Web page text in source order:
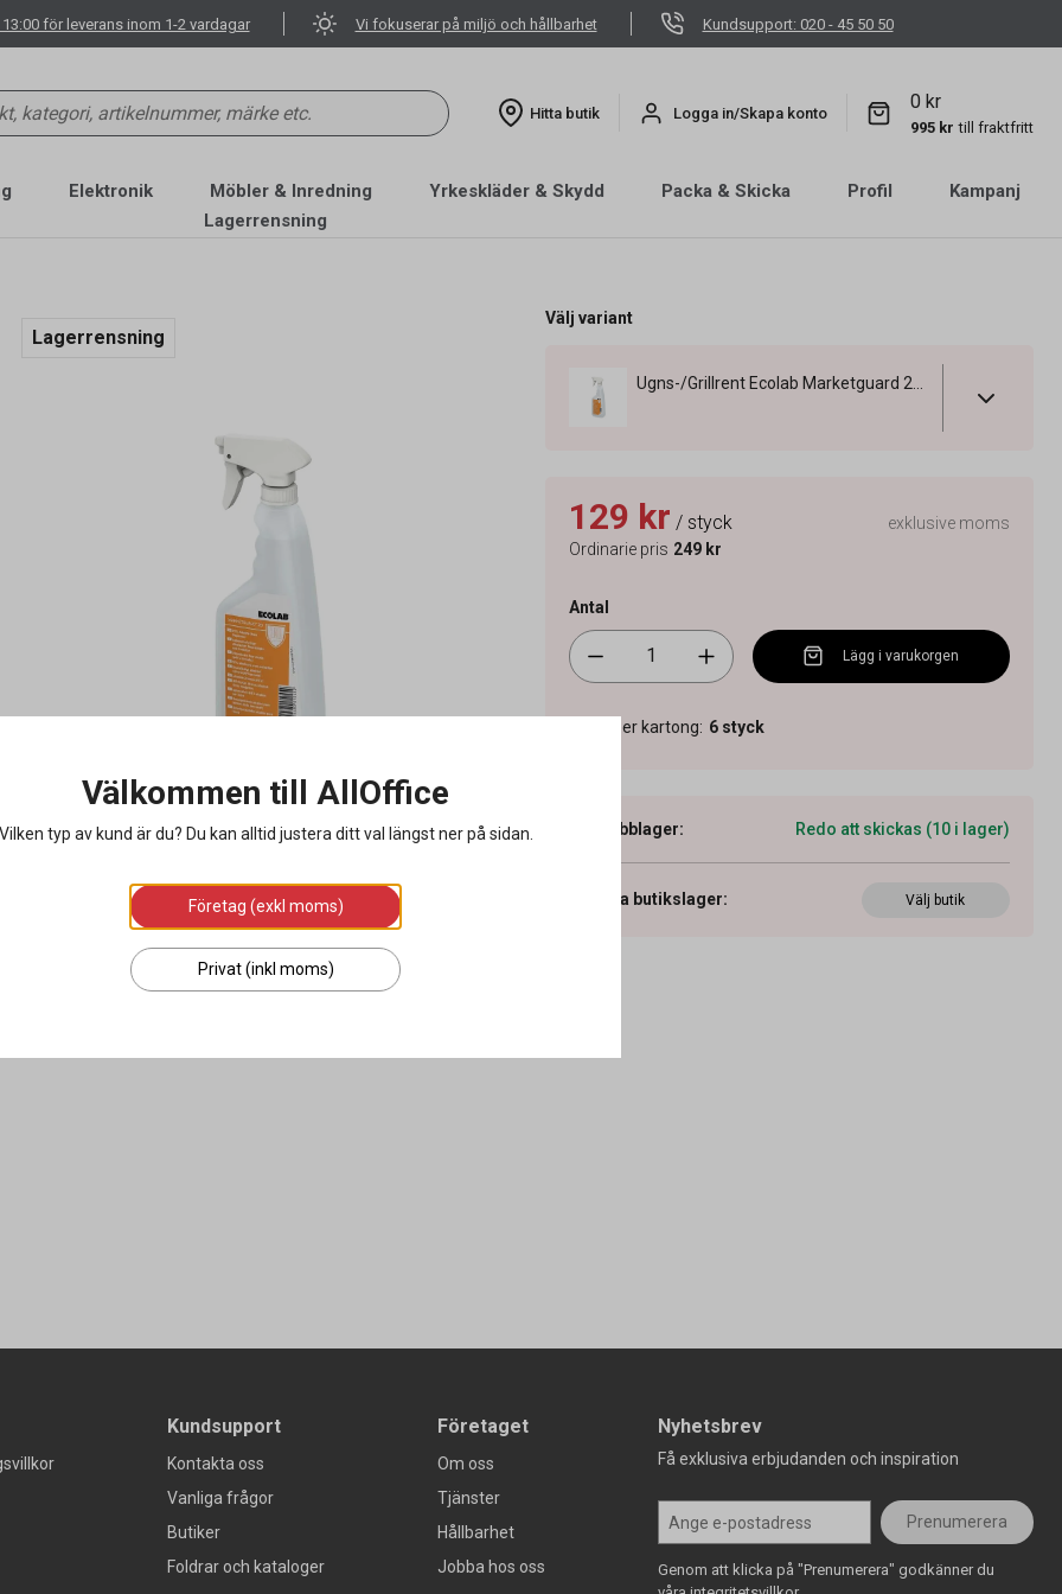
för leverans inom 1-2 vardagar Vi fokuserar på miljö och hållbarhet Kundsupport: 020 - 45 50 50
Hitta butik Logga in/Skapa konto
0 kr
995 kr till fraktfritt
Elektronik Möbler & Inredning Yrkeskläder & Skydd Packa & Skicka Profil
Kampanj
Lagerrensning
Lagerrensning
Välj variant
129 kr / styck
Ordinarie pris 249 kr
exklusive moms
Antal
Lägg i varukorgen
Antal per kartong: 6 styck
Webblager: Redo att skickas (10 i lager)
Visa butikslager: Välj butik
Kundsupport
Kontakta oss
Vanliga frågor
Butiker
Foldrar och kataloger
Företaget
Om oss
Tjänster
Hållbarhet
Jobba hos oss
Nyhetsbrev
Få exklusiva erbjudanden och inspiration
Prenumerera
Genom att klicka på "Prenumerera" godkänner du
Välkommen till AllOffice
Vilken typ av kund är du? Du kan alltid justera ditt val längst ner på sidan.
Företag (exkl moms)
Privat (inkl moms)